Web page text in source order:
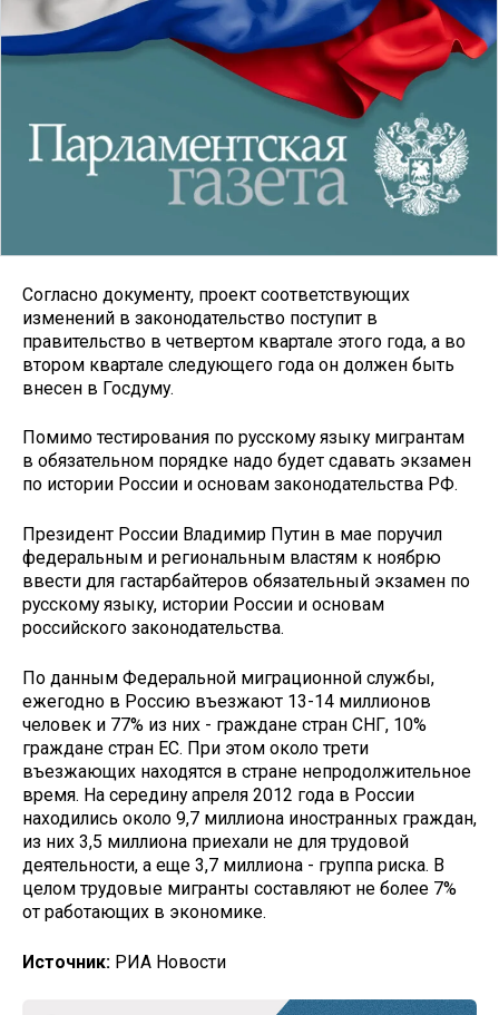
Согласно документу, проект соответствующих
изменений в законодательство поступит в
правительство в четвертом квартале этого года, а во
втором квартале следующего года он должен быть
внесен в Госдуму.
Помимо тестирования по русскому языку мигрантам
в обязательном порядке надо будет сдавать экзамен
по истории России и основам законодательства РФ.
Президент России Владимир Путин в мае поручил
федеральным и региональным властям к ноябрю
ввести для гастарбайтеров обязательный экзамен по
русскому языку, истории России и основам
российского законодательства.
По данным Федеральной миграционной службы,
ежегодно в Россию въезжают 13-14 миллионов
человек и 77% из них - граждане стран СНГ, 10%
граждане стран ЕС. При этом около трети
въезжающих находятся в стране непродолжительное
время. На середину апреля 2012 года в России
находились около 9,7 миллиона иностранных граждан,
из них 3,5 миллиона приехали не для трудовой
деятельности, а еще 3,7 миллиона - группа риска. В
целом трудовые мигранты составляют не более 7%
от работающих в экономике.
Источник: РИА Новости